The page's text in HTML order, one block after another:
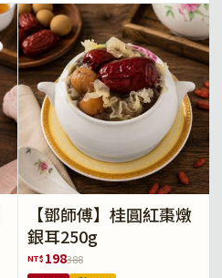
【鄧師傅】桂圓紅棗燉
銀耳250g
NT$ 198388